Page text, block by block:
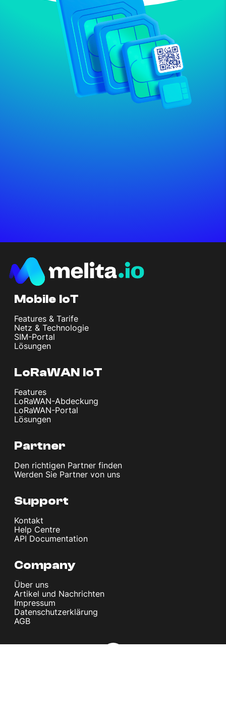
Mobile IoT
Features & Tarife
Netz & Technologie
SIM-Portal
Lösungen
LoRaWAN IoT
Features
LoRaWAN-Abdeckung
LoRaWAN-Portal
Lösungen
Partner
Den richtigen Partner finden
Werden Sie Partner von uns
Support
Kontakt
Help Centre
API Documentation
Company
Über uns
Artikel und Nachrichten
Impressum
Datenschutzerklärung
AGB